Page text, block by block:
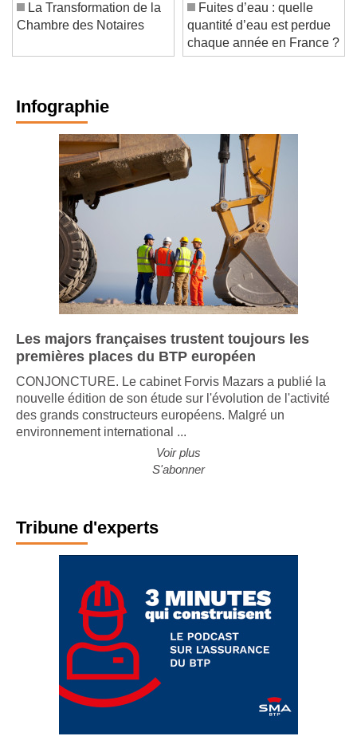
La Transformation de la
Chambre des Notaires
Fuites d’eau : quelle
quantité d’eau est perdue
chaque année en France ?
Infographie
Les majors françaises trustent toujours les
premières places du BTP européen
CONJONCTURE. Le cabinet Forvis Mazars a publié la
nouvelle édition de son étude sur l'évolution de l'activité
des grands constructeurs européens. Malgré un
environnement international ...
Voir plus
S'abonner
Tribune d'experts